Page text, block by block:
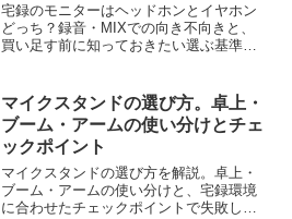
宅録のモニターはヘッドホンとイヤホン
どっち？録音・MIXでの向き不向きと、
買い足す前に知っておきたい選ぶ基準を
マイクスタンドの選び方。卓上・
ブーム・アームの使い分けとチェ
ックポイント
マイクスタンドの選び方を解説。卓上・
ブーム・アームの使い分けと、宅録環境
に合わせたチェックポイントで失敗しな